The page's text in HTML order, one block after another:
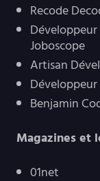
Recode
Joboscope
Artisan
Benjamin
Magazines et
01net